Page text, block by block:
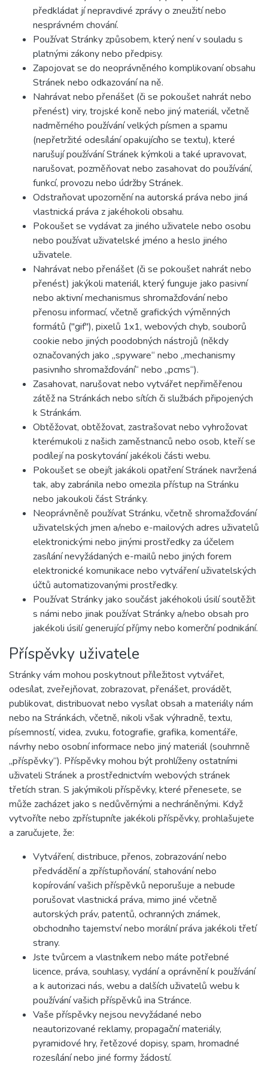
předkládat jí nepravdivé zprávy o zneužití nebo
nesprávném chování.
Používat Stránky způsobem, který není v souladu s
platnými zákony nebo předpisy.
Zapojovat se do neoprávněného komplikovaní obsahu
Stránek nebo odkazování na ně.
Nahrávat nebo přenášet (či se pokoušet nahrát nebo
přenést) viry, trojské koně nebo jiný materiál, včetně
nadměrného používání velkých písmen a spamu
(nepřetržité odesílání opakujícího se textu), které
narušují používání Stránek kýmkoli a také upravovat,
narušovat, pozměňovat nebo zasahovat do používání,
funkcí, provozu nebo údržby Stránek.
Odstraňovat upozornění na autorská práva nebo jiná
vlastnická práva z jakéhokoli obsahu.
Pokoušet se vydávat za jiného uživatele nebo osobu
nebo používat uživatelské jméno a heslo jiného
uživatele.
Nahrávat nebo přenášet (či se pokoušet nahrát nebo
přenést) jakýkoli materiál, který funguje jako pasivní
nebo aktivní mechanismus shromažďování nebo
přenosu informací, včetně grafických výměnných
formátů ("gif"), pixelů 1x1, webových chyb, souborů
cookie nebo jiných poodobných nástrojů (někdy
označovaných jako „spyware“ nebo „mechanismy
pasivního shromažďování“ nebo „pcms“).
Zasahovat, narušovat nebo vytvářet nepřiměřenou
zátěž na Stránkách nebo sítích či službách připojených
k Stránkám.
Obtěžovat, obtěžovat, zastrašovat nebo vyhrožovat
kterémukoli z našich zaměstnanců nebo osob, kteří se
podílejí na poskytování jakékoli části webu.
Pokoušet se obejít jakákoli opatření Stránek navržená
tak, aby zabránila nebo omezila přístup na Stránku
nebo jakoukoli část Stránky.
Neoprávněně používat Stránku, včetně shromažďování
uživatelských jmen a/nebo e-mailových adres uživatelů
elektronickými nebo jinými prostředky za účelem
zasílání nevyžádaných e-mailů nebo jiných forem
elektronické komunikace nebo vytváření uživatelských
účtů automatizovanými prostředky.
Používat Stránky jako součást jakéhokoli úsilí soutěžit
s námi nebo jinak používat Stránky a/nebo obsah pro
jakékoli úsilí generující příjmy nebo komerční podnikání.
Příspěvky uživatele
Stránky vám mohou poskytnout příležitost vytvářet,
odesílat, zveřejňovat, zobrazovat, přenášet, provádět,
publikovat, distribuovat nebo vysílat obsah a materiály nám
nebo na Stránkách, včetně, nikoli však výhradně, textu,
písemností, videa, zvuku, fotografie, grafika, komentáře,
návrhy nebo osobní informace nebo jiný materiál (souhrnně
„příspěvky“). Příspěvky mohou být prohlíženy ostatními
uživateli Stránek a prostřednictvím webových stránek
třetích stran. S jakýmikoli příspěvky, které přenesete, se
může zacházet jako s nedůvěrnými a nechráněnými. Když
vytvoříte nebo zpřístupníte jakékoli příspěvky, prohlašujete
a zaručujete, že:
Vytváření, distribuce, přenos, zobrazování nebo
předvádění a zpřístupňování, stahování nebo
kopírování vašich příspěvků neporušuje a nebude
porušovat vlastnická práva, mimo jiné včetně
autorských práv, patentů, ochranných známek,
obchodního tajemství nebo morální práva jakékoli třetí
strany.
Jste tvůrcem a vlastníkem nebo máte potřebné
licence, práva, souhlasy, vydání a oprávnění k používání
a k autorizaci nás, webu a dalších uživatelů webu k
používání vašich příspěvků ina Stránce.
Vaše příspěvky nejsou nevyžádané nebo
neautorizované reklamy, propagační materiály,
pyramidové hry, řetězové dopisy, spam, hromadné
rozesílání nebo jiné formy žádostí.